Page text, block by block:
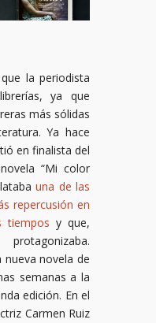
la periodista
ya que
más sólidas
Ya hace
en finalista del
“Mi color
una de las
repercusión en
tiemposy que,
novela de
semanas a la
edición. En el
Carmen Ruiz